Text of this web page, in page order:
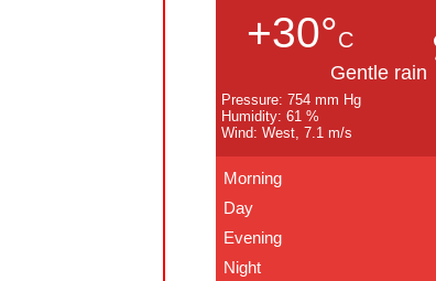
+30°C
Gentle rain
Pressure: 754 mm Hg
Humidity: 61 %
Wind: West, 7.1 m/s
Morning
Day
Evening
Night